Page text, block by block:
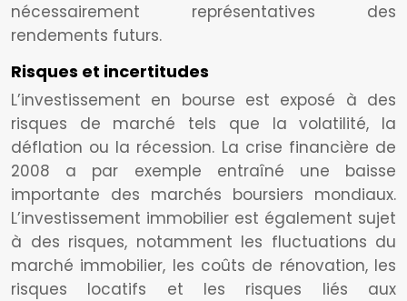
nécessairement représentatives des
rendements futurs.
Risques et incertitudes
L’investissement en bourse est exposé à des
risques de marché tels que la volatilité, la
déflation ou la récession. La crise financière de
2008 a par exemple entraîné une baisse
importante des marchés boursiers mondiaux.
L’investissement immobilier est également sujet
à des risques, notamment les fluctuations du
marché immobilier, les coûts de rénovation, les
risques locatifs et les risques liés aux